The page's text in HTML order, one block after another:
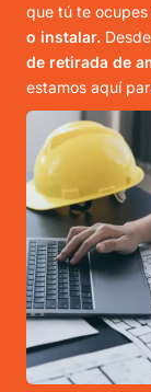
que tú te
o instalar.
de retirada de
estamos aquí